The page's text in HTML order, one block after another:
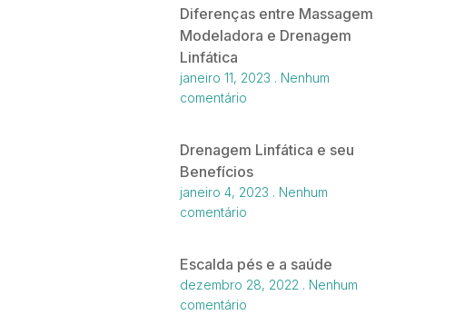
Diferenças entre Massagem
Modeladora e Drenagem
Linfática
janeiro 11, 2023
Nenhum
comentário
Drenagem Linfática e seu
Benefícios
janeiro 4, 2023
Nenhum
comentário
Escalda pés e a saúde
dezembro 28, 2022
Nenhum
comentário